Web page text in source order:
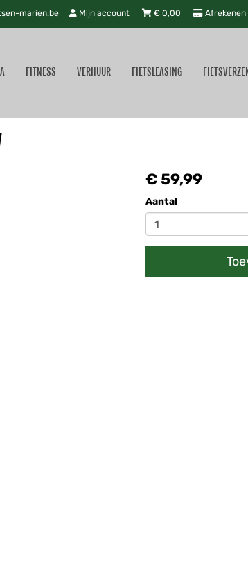
marien.be Mijn account € 0,00 Afrekenen
FITNESS VERHUUR FIETSLEASING
€ 59,99
Aantal